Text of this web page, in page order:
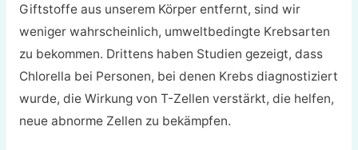
Giftstoffe aus unserem Körper entfernt, sind wir
weniger wahrscheinlich, umweltbedingte Krebsarten
zu bekommen. Drittens haben Studien gezeigt, dass
Chlorella bei Personen, bei denen Krebs diagnostiziert
wurde, die Wirkung von T-Zellen verstärkt, die helfen,
neue abnorme Zellen zu bekämpfen.